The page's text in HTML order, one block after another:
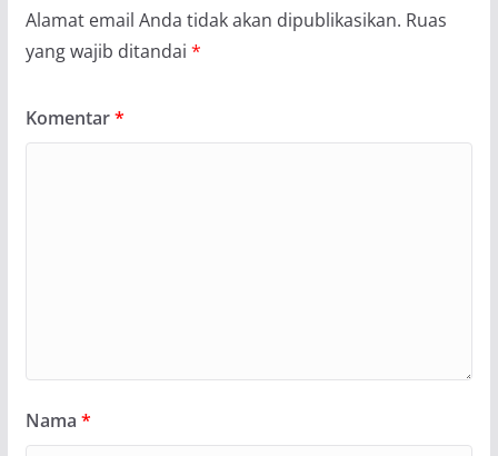
Alamat email Anda tidak akan dipublikasikan. Ruas
yang wajib ditandai *
Komentar*
Nama *